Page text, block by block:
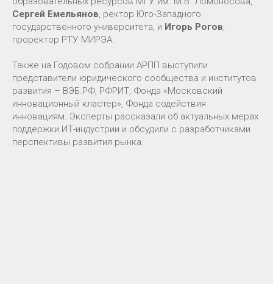
Сергей Емельянов, ректор Юго-Западного
государственного университета, и Игорь Рогов,
проректор РТУ МИРЭА.
Также на Годовом собрании АРПП выступили
представители юридического сообщества и институтов
развития – ВЭБ.РФ, РФРИТ, Фонда «Московский
инновационный кластер», Фонда содействия
инновациям. Эксперты рассказали об актуальных мерах
поддержки ИТ-индустрии и обсудили с разработчиками
перспективы развития рынка.